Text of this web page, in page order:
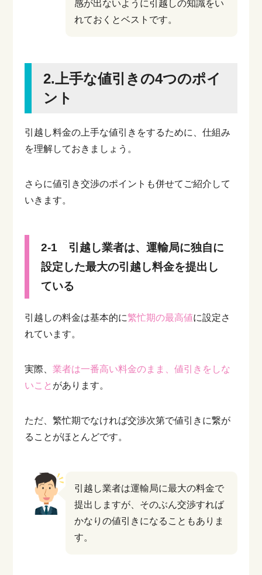
感が出ないように引越しの知識をい
れておくとベストです。
2.上手な値引きの4つのポイ
ント
引越し料金の上手な値引きをするために、仕組み
を理解しておきましょう。
さらに値引き交渉のポイントも併せてご紹介して
いきます。
2-1 引越し業者は、運輸局に独自に
設定した最大の引越し料金を提出し
ている
引越しの料金は基本的に繁忙期の最高値に設定さ
れています。
実際、業者は一番高い料金のまま、値引きをしな
いこと があります。
ただ、繁忙期でなければ交渉次第で値引きに繋が
ることがほとんどです。
引越し業者は運輸局に最大の料金で
提出しますが、そのぶん交渉すれば
かなりの値引きになることもありま
す。